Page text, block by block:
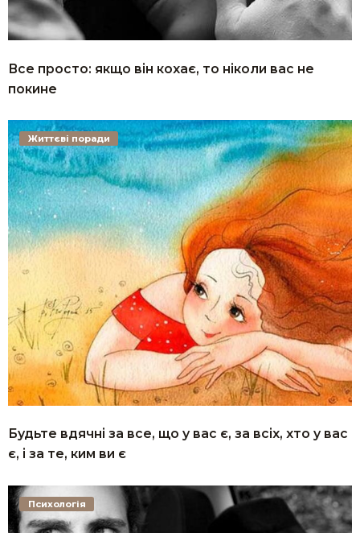
Все просто: якщо він кохає, то ніколи вас не
покине
Будьте вдячні за все, що у вас є, за всіх, хто у вас
є, і за те, ким ви є
Життєві поради
Психологія